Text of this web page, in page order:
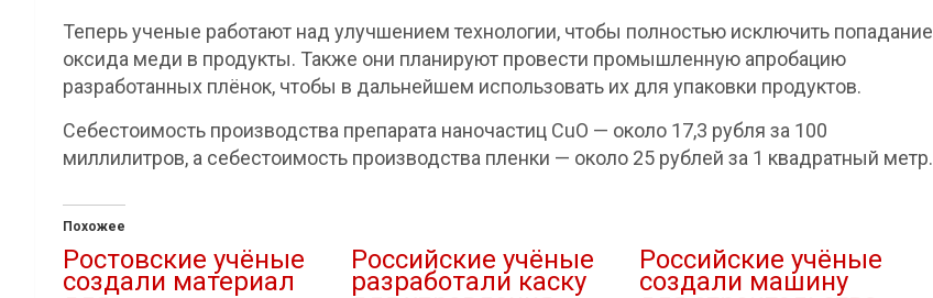
Теперь ученые работают над улучшением технологии, чтобы полностью исключить попадание
оксида меди в продукты. Также они планируют провести промышленную апробацию
разработанных плёнок, чтобы в дальнейшем использовать их для упаковки продуктов.
Себестоимость производства препарата наночастиц CuO — около 17,3 рубля за 100
миллилитров, а себестоимость производства пленки — около 25 рублей за 1 квадратный метр.
Похожее
Ростовские учёные
создали материал
Российские учёные
разработали каску
Российские учёные
создали машину